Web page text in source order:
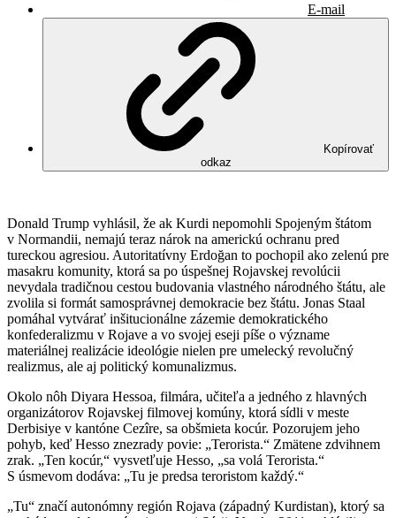
E-mail
Kopírovať
odkaz
Donald Trump vyhlásil, že ak Kurdi nepomohli Spojeným štátom
v Normandii, nemajú teraz nárok na americkú ochranu pred
tureckou agresiou. Autoritatívny Erdoğan to pochopil ako zelenú pre
masakru komunity, ktorá sa po úspešnej Rojavskej revolúcii
nevydala tradičnou cestou budovania vlastného národného štátu, ale
zvolila si formát samosprávnej demokracie bez štátu. Jonas Staal
pomáhal vytvárať inšitucionálne zázemie demokratického
konfederalizmu v Rojave a vo svojej eseji píše o význame
materiálnej realizácie ideológie nielen pre umelecký revolučný
realizmus, ale aj politický komunalizmus.
Okolo nôh Diyara Hessoa, filmára, učiteľa a jedného z hlavných
organizátorov Rojavskej filmovej komúny, ktorá sídli v meste
Derbisiye v kantóne Cezîre, sa obšmieta kocúr. Pozorujem jeho
pohyb, keď Hesso znezrady povie: „Terorista.“ Zmätene zdvihnem
zrak. „Ten kocúr,“ vysvetľuje Hesso, „sa volá Terorista.“
S úsmevom dodáva: „Tu je predsa teroristom každý.“
„Tu“ značí autonómny región Rojava (západný Kurdistan), ktorý sa